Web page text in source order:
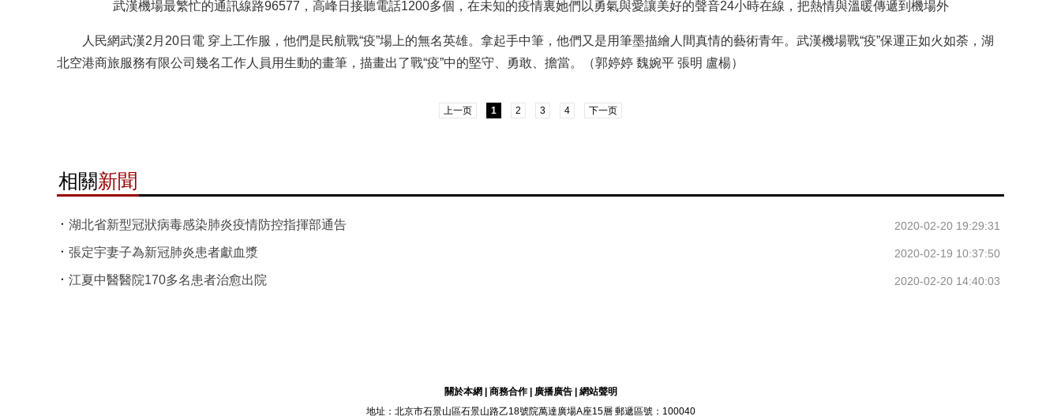
武漢機場最繁忙的通訊線路96577，高峰日接聽電話1200多個，在未知的疫情裏她們以勇氣與愛讓美好的聲音24小時在線，把熱情與溫暖傳遞到機場外
人民網武漢2月20日電 穿上工作服，他們是民航戰“疫”場上的無名英雄。拿起手中筆，他們又是用筆墨描繪人間真情的藝術青年。武漢機場戰“疫”保運正如火如荼，湖
北空港商旅服務有限公司幾名工作人員用生動的畫筆，描畫出了戰“疫”中的堅守、勇敢、擔當。（郭婷婷 魏婉平 張明 盧楊）
上一页 1 2 3 4 下一页
相關新聞
湖北省新型冠狀病毒感染肺炎疫情防控指揮部通告 2020-02-20 19:29:31
張定宇妻子為新冠肺炎患者獻血漿 2020-02-19 10:37:50
江夏中醫醫院170多名患者治愈出院 2020-02-20 14:40:03
關於本網 商務合作| 廣播廣告| 網站聲明
地址：北京市石景山區石景山路乙18號院萬達廣場A座15層 郵遞區號：100040